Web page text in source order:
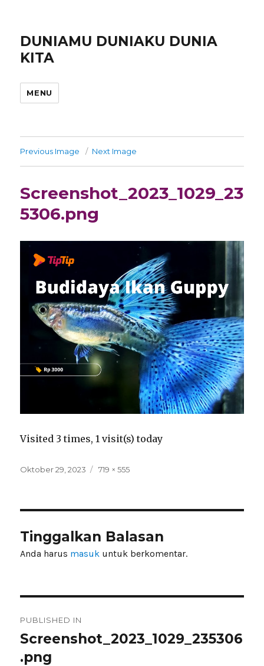
DUNIAMU DUNIAKU DUNIA
KITA
MENU
Previous Image Next Image
Screenshot_2023_1029_23
5306.png
Visited 3 times, 1 visit(s) today
Posted
Oktober 29, 2023
Full
719 × 555
Tinggalkan Balasan
Anda harus masuk untuk berkomentar.
pos
PUBLISHED IN
Screenshot_2023_1029_235306
.png